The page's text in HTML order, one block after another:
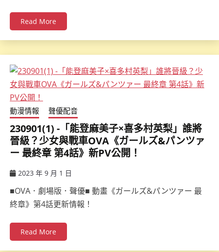
Read More
動漫情報 聲優配音
230901(1) -「能登麻美子×喜多村英梨」誰將
晉級？少女與戰車OVA《ガールズ&パンツァ
ー 最終章 第4話》新PV公開！
2023 年 9 月 1 日
■OVA．劇場版．聲優■ 動畫《ガールズ&パンツァー 最
終章》第4話更新情報！
Read More